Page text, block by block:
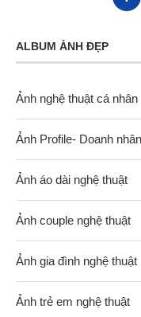
ALBUM ẢNH ĐẸP
Ảnh nghệ thuật cá nhân
Ảnh Profile- Doanh nhân
Ảnh áo dài nghệ thuật
Ảnh couple nghệ thuật
Ảnh gia đình nghệ thuật
Ảnh trẻ em nghệ thuật